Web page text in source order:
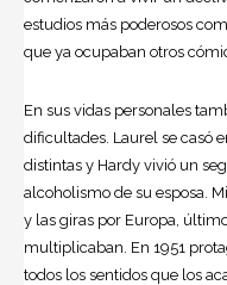
estudios más poderosos
que ya ocupaban otros
En sus vidas personales
dificultades. Laurel se casó
distintas y Hardy vivió un
alcoholismo de su esposa.
y las giras por Europa,
multiplicaban. En 1951
todos los sentidos que los